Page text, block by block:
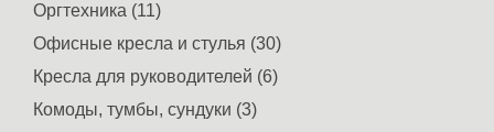
Оргтехника (11)
Офисные кресла и стулья (30)
Кресла для руководителей (6)
Комоды, тумбы, сундуки (3)